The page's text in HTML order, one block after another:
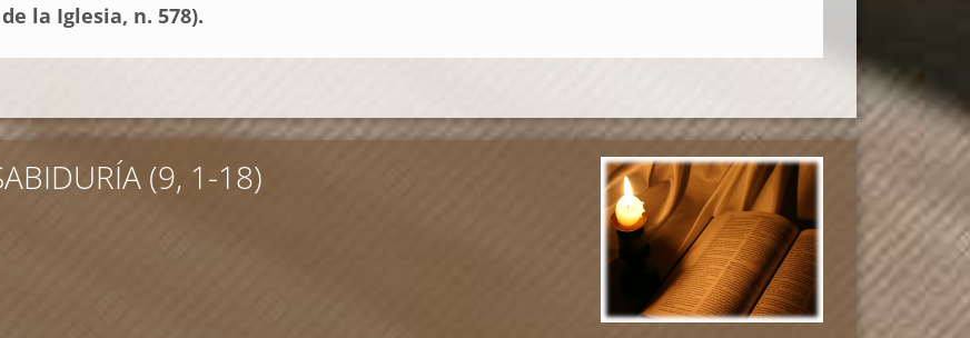
la Iglesia, n. 578).
(9, 1-18)